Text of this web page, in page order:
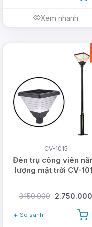
Xem nhanh
CV-1015
Đèn trụ công viên
lượng mặt trời CV-
3.150.000 2.750.000
So sánh